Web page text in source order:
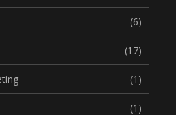
(6)
(17)
(1)
(1)